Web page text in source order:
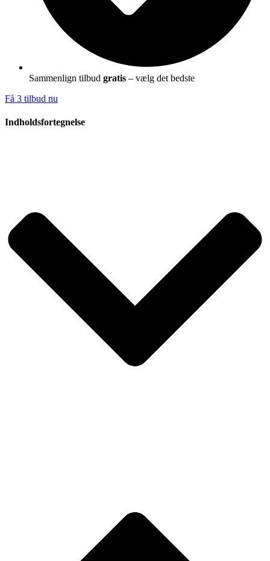
Sammenlign tilbud gratis – vælg det bedste
Få 3 tilbud nu
Indholdsfortegnelse